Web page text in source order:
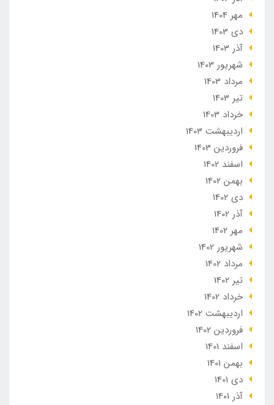
مهر 1404
دی 1403
آذر 1403
شهریور 1403
مرداد 1403
تير 1403
خرداد 1403
ارديبهشت 1403
فروردین 1403
اسفند 1402
بهمن 1402
دی 1402
آذر 1402
مهر 1402
شهریور 1402
مرداد 1402
تير 1402
خرداد 1402
ارديبهشت 1402
فروردین 1402
اسفند 1401
بهمن 1401
دی 1401
آذر 1401